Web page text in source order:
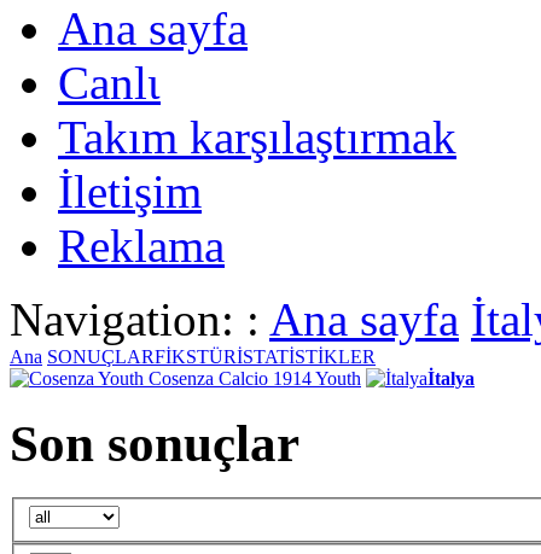
Ana sayfa
Canlι
Takım karşılaştırmak
İletişim
Reklama
Navigation: : Ana sayfa
Ana SONUÇLARFİKSTÜRİSTATİSTİKLER
Cosenza Calcio 1914 Youth
İtalya
Son sonuçlar